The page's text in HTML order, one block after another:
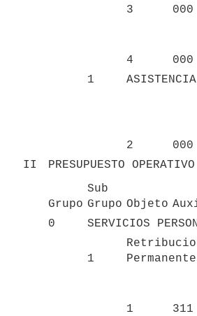
3 000
4 000
1
2 000
II
PRESUPUESTO OPERATIVO
Grupo
Sub
Grupo Objeto
0
SERVICIOS
1
1 311